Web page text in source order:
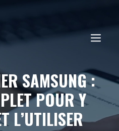
SAMSUNG :
POUR Y
L’UTILISER